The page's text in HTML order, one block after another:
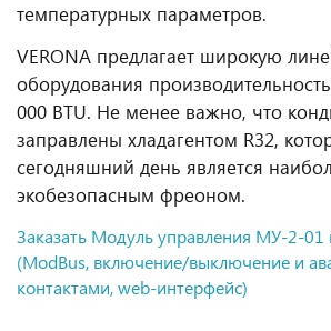
температурных параметров.
VERONA предлагает широкую
оборудования
000 BTU. Не менее важно, что
заправлены хладагентом R32,
сегодняшний день является
экобезопасным фреоном.
Заказать Модуль управления МУ-2-01
(ModBus, включение/выключение и
контактами, web-интерфейс)